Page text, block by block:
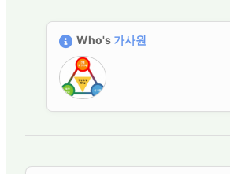
Who's 가사원